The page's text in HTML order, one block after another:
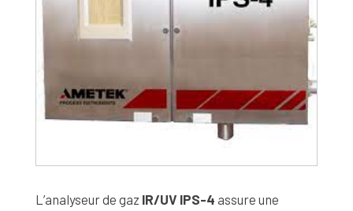
L’analyseur de gaz IR/UV IPS-4 assure une